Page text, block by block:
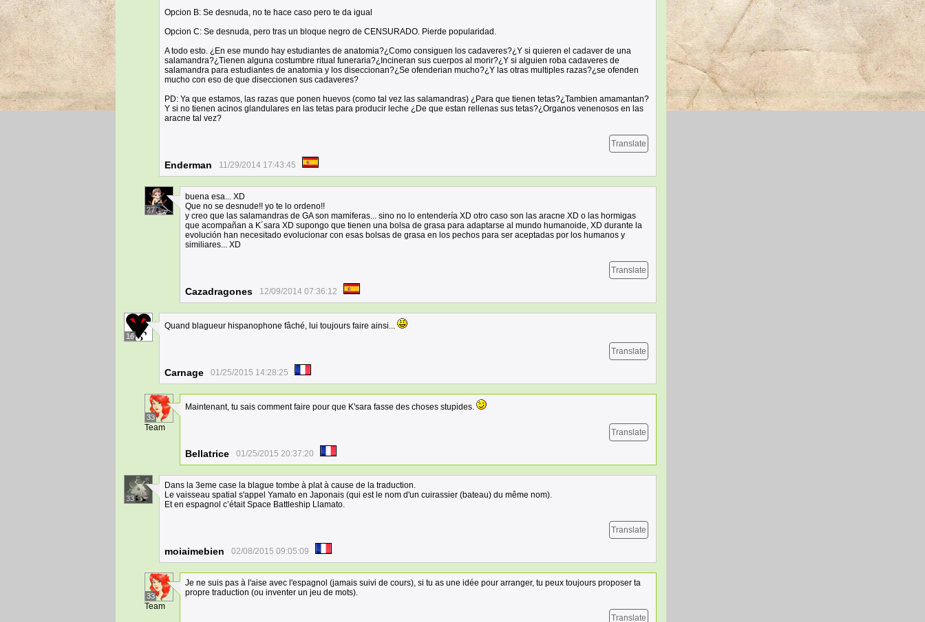
Opcion B: Se desnuda, no te hace caso pero te da igual
Opcion C: Se desnuda, pero tras un bloque negro de CENSURADO. Pierde popularidad.
A todo esto. ¿En ese mundo hay estudiantes de anatomia?¿Como consiguen los cadaveres?¿Y si quieren el cadaver de una
salamandra?¿Tienen alguna costumbre ritual funeraria?¿Incineran sus cuerpos al morir?¿Y si alguien roba cadaveres de
salamandra para estudiantes de anatomia y los diseccionan?¿Se ofenderian mucho?¿Y las otras multiples razas?¿se ofenden
mucho con eso de que diseccionen sus cadaveres?
PD: Ya que estamos, las razas que ponen huevos (como tal vez las salamandras) ¿Para que tienen tetas?¿Tambien amamantan?
Y si no tienen acinos glandulares en las tetas para producir leche ¿De que estan rellenas sus tetas?¿Organos venenosos en las
aracne tal vez?
Translate
Enderman 11/29/2014 17:43:45
27
buena esa... XD
Que no se desnude!! yo te lo ordeno!!
y creo que las salamandras de GA son mamiferas... sino no lo entendería XD otro caso son las aracne XD o las hormigas
que acompañan a K´sara XD supongo que tienen una bolsa de grasa para adaptarse al mundo humanoide, XD durante la
evolución han necesitado evolucionar con esas bolsas de grasa en los pechos para ser aceptadas por los humanos y
similiares... XD
Translate
Cazadragones 12/09/2014 07:36:12
16
Quand blagueur hispanophone fâché, lui toujours faire ainsi...
Translate
Carnage 01/25/2015 14:28:25
33
Team
Maintenant, tu sais comment faire pour que K'sara fasse des choses stupides.
Translate
Bellatrice 01/25/2015 20:37:20
33
Dans la 3eme case la blague tombe à plat à cause de la traduction.
Le vaisseau spatial s'appel Yamato en Japonais (qui est le nom d'un cuirassier (bateau) du même nom).
Et en espagnol c’était Space Battleship Llamato.
Translate
moiaimebien 02/08/2015 09:05:09
33
Team
Je ne suis pas à l'aise avec l'espagnol (jamais suivi de cours), si tu as une idée pour arranger, tu peux toujours proposer ta
propre traduction (ou inventer un jeu de mots).
Translate